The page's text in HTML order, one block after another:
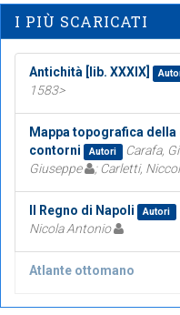
I PIÙ SCARICATI
Antichità [lib. XXXIX]
1583>
Mappa topografica
contorni
Autori Carafa,
Giuseppe
; Carletti,
Il Regno di Napoli Autori
Nicola Antonio
Atlante ottomano